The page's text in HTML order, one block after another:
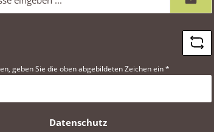
geben Sie die oben abgebildeten Zeichen ein*
Datenschutz